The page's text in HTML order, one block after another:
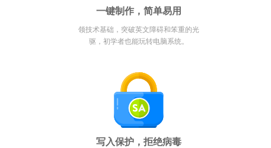
一键制作，简单易用
领技术基础，突破英文障碍和笨重的光
驱，初学者也能玩转电脑系统。
写入保护，拒绝病毒